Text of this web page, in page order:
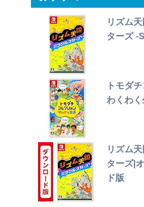
リズム
ターズ -
トモダ
わくわ
リズム
ターズ|
ド版